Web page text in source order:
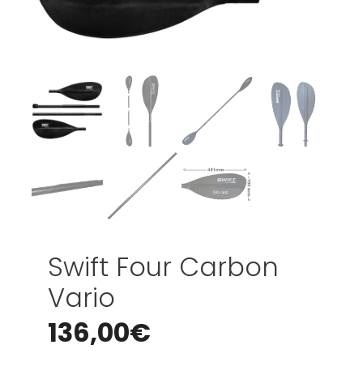
Swift Four Carbon
Vario
136,00€